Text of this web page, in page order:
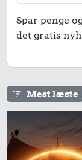
Spar penge
det gratis
Mest læste